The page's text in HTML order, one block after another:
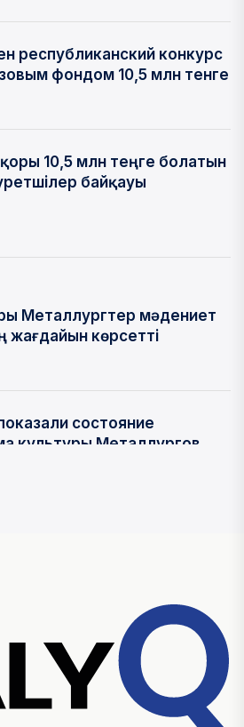
республиканский конкурс
фондом 10,5 млн тенге
10,5 млн теңге болатын
байқауы
Металлургтер мәдениет
жағдайын көрсетті
состояние
культуры Металлургов
тыс тұтынудың жаңа